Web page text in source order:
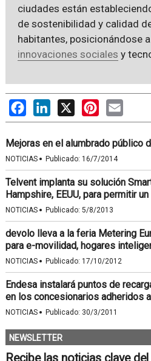
ciudades están
de sostenibilidad y calidad
habitantes, posicionándose
innovaciones sociales y
FacebookLinkedIn
X PinterestEmail
Mejoras en el alumbrado público
NOTICIAS · Publicado: 16/7/2014
Telvent implanta su solución
Hampshire, EEUU, para permitir
NOTICIAS · Publicado: 5/8/2013
devolo lleva a la feria Metering
para e-movilidad, hogares
NOTICIAS · Publicado: 17/10/2012
Endesa instalará puntos de
en los concesionarios adheridos
NOTICIAS · Publicado: 30/3/2011
NEWSLETTER
Recibe las noticias clave